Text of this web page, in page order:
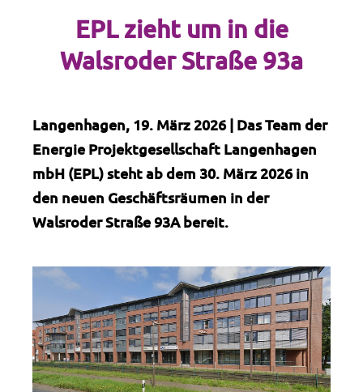
EPL zieht um in die
Walsroder Straße 93a
Langenhagen, 19. März 2026 | Das Team der
Energie Projektgesellschaft Langenhagen
mbH (EPL) steht ab dem 30. März 2026 in
den neuen Geschäftsräumen in der
Walsroder Straße 93A bereit.